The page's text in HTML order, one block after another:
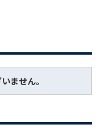
ません。